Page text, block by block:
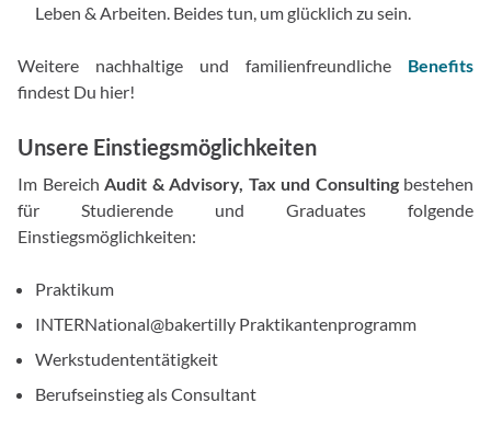
Leben & Arbeiten. Beides tun, um glücklich zu sein.
Weitere nachhaltige und familienfreundliche Benefits
findest Du hier!
Unsere Einstiegsmöglichkeiten
Im Bereich Audit & Advisory, Tax und Consultingbestehen
für Studierende und Graduates folgende
Einstiegsmöglichkeiten:
Praktikum
INTERNational@bakertilly Praktikantenprogramm
Werkstudententätigkeit
Berufseinstieg als Consultant